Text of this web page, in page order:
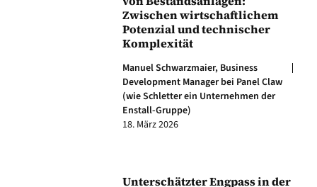
Zwischen wirtschaftlichem
Potenzial und technischer
Komplexität
Manuel Schwarzmaier, Business
Development Manager bei Panel Claw
(wie Schletter ein Unternehmen der
Enstall-Gruppe)
18. März 2026
Unterschätzter Engpass in der